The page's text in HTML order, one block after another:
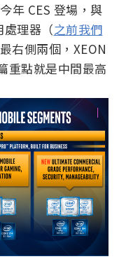
年 CES 登場，與
理器（之前我們
右側兩個，XEON
重點就是中間最高